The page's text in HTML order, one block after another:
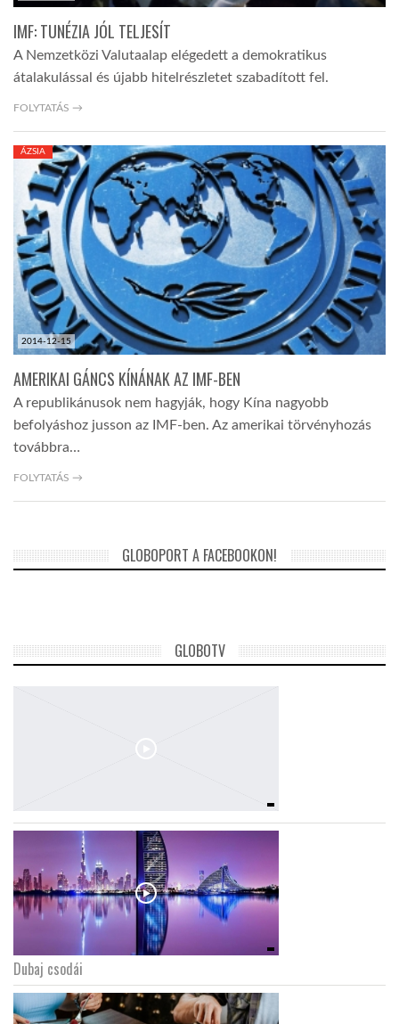
IMF: TUNÉZIA JÓL TELJESÍT
A Nemzetközi Valutaalap elégedett a demokratikus
átalakulással és újabb hitelrészletet szabadított fel.
FOLYTATÁS →
2014-12-15
ÁZSIA
AMERIKAI GÁNCS KÍNÁNAK AZ IMF-BEN
A republikánusok nem hagyják, hogy Kína nagyobb
befolyáshoz jusson az IMF-ben. Az amerikai törvényhozás
továbbra…
FOLYTATÁS →
GLOBOPORT A FACEBOOKON!
GLOBOTV
Dubaj csodái